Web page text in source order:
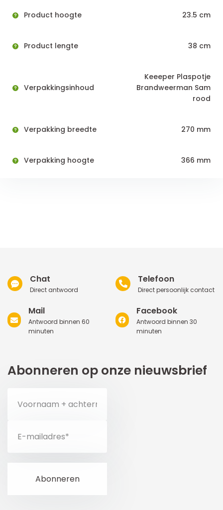
Product hoogte 23.5 cm
Product lengte 38 cm
Verpakkingsinhoud
Keeeper Plaspotje
Brandweerman Sam
rood
Verpakking breedte 270 mm
Verpakking hoogte 366 mm
Chat
Direct antwoord
Telefoon
Direct persoonlijk contact
Mail
Antwoord binnen 60
minuten
Facebook
Antwoord binnen 30
minuten
Abonneren op onze nieuwsbrief